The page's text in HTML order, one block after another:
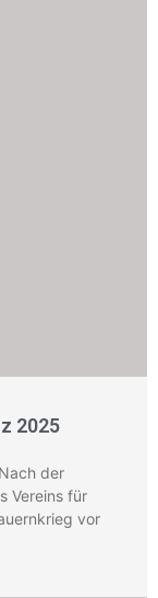
2025
der
Vereins für
vor